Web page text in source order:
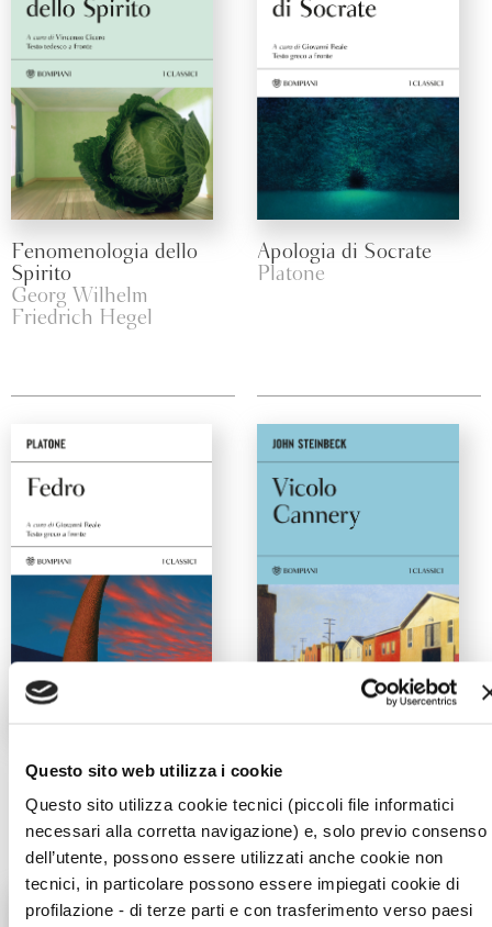
Questo sito web utilizza i cookie
Questo sito utilizza cookie tecnici (piccoli file informatici
necessari alla corretta navigazione) e, solo previo consenso
dell’utente, possono essere utilizzati anche cookie non
tecnici, in particolare possono essere impiegati cookie di
profilazione - di terze parti e con trasferimento verso paesi
Fenomenologia dello
Spirito
Georg Wilhelm
Friedrich Hegel
Apologia di Socrate
Platone
Platone
John Steinbeck